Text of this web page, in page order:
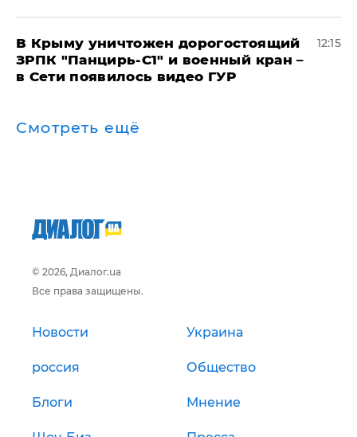
В Крыму уничтожен дорогостоящий
ЗРПК "Панцирь-С1" и военный кран –
в Сети появилось видео ГУР
12:15
Смотреть ещё
© 2026, Диалог.ua
Все права защищены.
Новости Украина
россия Общество
Блоги Мнение